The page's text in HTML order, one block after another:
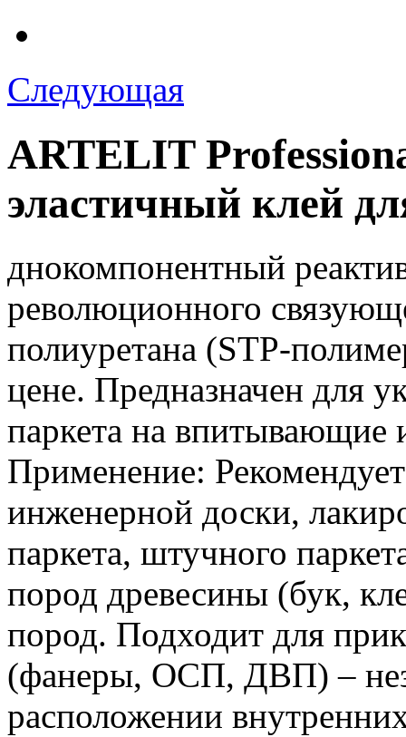
Следующая
ARTELIT
эластичный клей
днокомпонентный
революционного
полиуретана (STP-
цене. Предназначен для
паркета на
Применение:
инженерной доски,
паркета, штучного
пород древесины (бук,
пород. Подходит для
(фанеры, ОСП, ДВП) –
расположении